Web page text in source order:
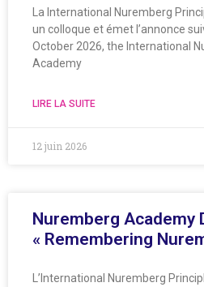
La International Nuremberg
un colloque et émet l’annonce
October 2026, the International
Academy
LIRE LA SUITE
12 juin 2026
Nuremberg Academy
« Remembering
L’International Nuremberg